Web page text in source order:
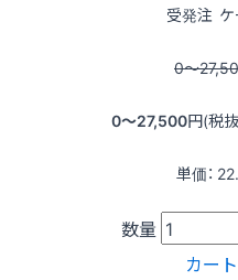
受発注
0〜
0〜27,500円(税
単価：
数量
カー